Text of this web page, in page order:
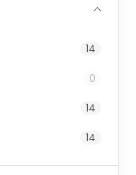
14
0
14
14